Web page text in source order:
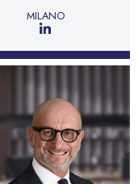
MILANO